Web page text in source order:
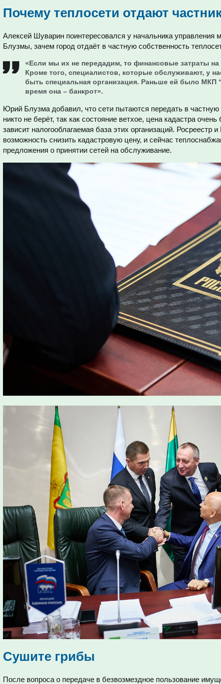
Почему теплосети отдают
Алексей Шуварин поинтересовался у начальника
Блузмы, зачем город отдаёт в частную собственность
«Если мы их не передадим, то финансовые затраты на
Кроме того, специалистов, которые обслуживают, у
быть специальная организация. Раньше ей было МКП
время она – банкрот».
Юрий Блузма добавил, что сети пытаются передать в частную
никто не берёт, так как состояние ветхое, цена кадастра
зависит налогооблагаемая база этих организаций. Росреестр
возможность снизить кадастровую цену, и сейчас
предложения о принятии сетей на обслуживание.
Сушите грибы
После вопроса о передаче в безвозмездное пользование